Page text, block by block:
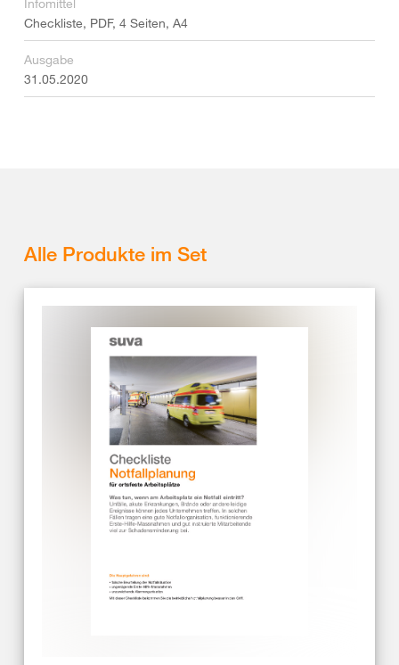
Infomittel
Checkliste, PDF, 4 Seiten, A4
Ausgabe
31.05.2020
Alle Produkte im Set